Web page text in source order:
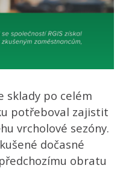
sklady po celém
potřeboval zajistit
vrcholové sezóny.
dočasné
obratu